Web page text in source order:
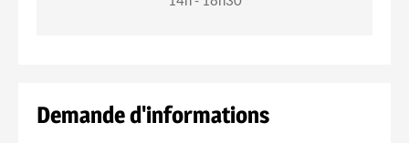
Demande d'informations